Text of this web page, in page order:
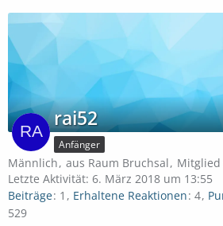
rai52
Anfänger
Männlich aus Raum Bruchsal
Mitglied
Letzte Aktivität: 6. März 2018 um 13:55
Beiträge 1 Erhaltene Reaktionen 4
529